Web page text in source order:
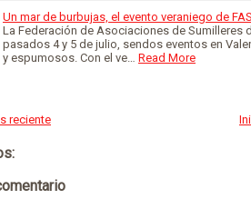
Un mar de burbujas, el evento veraniego de
La Federación de Asociaciones de Sumilleres
pasados 4 y 5 de julio, sendos eventos en
y espumosos. Con el ve…
Read More
reciente